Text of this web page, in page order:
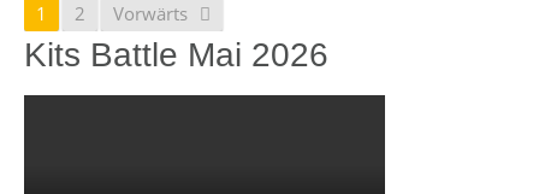
1 2 Vorwärts
Kits Battle Mai 2026